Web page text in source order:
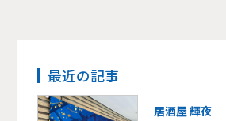
最近の記事
居酒屋 輝夜